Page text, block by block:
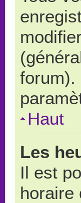
forum).
Haut
Les
Il est
horaire